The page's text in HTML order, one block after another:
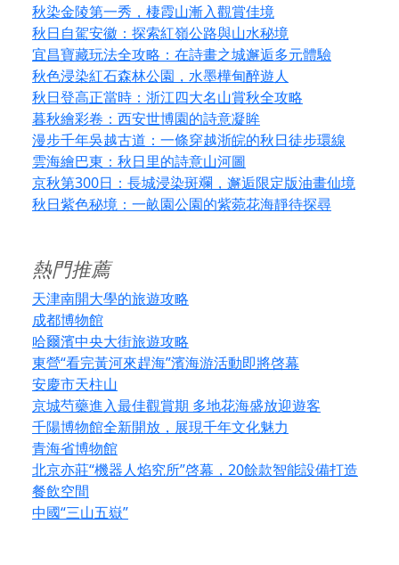
秋染金陵第一秀，棲霞山漸入觀賞佳境
秋日自駕安徽：探索紅嶺公路與山水秘境
宜昌寶藏玩法全攻略：在詩畫之城邂逅多元體驗
秋色浸染紅石森林公園，水墨樺甸醉遊人
秋日登高正當時：浙江四大名山賞秋全攻略
暮秋繪彩卷：西安世博園的詩意凝眸
漫步千年吳越古道：一條穿越浙皖的秋日徒步環線
雲海繪巴東：秋日里的詩意山河圖
京秋第300日：長城浸染斑斕，邂逅限定版油畫仙境
秋日紫色秘境：一畝園公園的紫菀花海靜待探尋
熱門推薦
天津南開大學的旅遊攻略
成都博物館
哈爾濱中央大街旅遊攻略
東營“看完黃河來趕海”濱海游活動即將啓幕
安慶市天柱山
京城芍藥進入最佳觀賞期 多地花海盛放迎遊客
千陽博物館全新開放，展現千年文化魅力
青海省博物館
北京亦莊“機器人焰究所”啓幕，20餘款智能設備打造
餐飲空間
中國“三山五嶽”